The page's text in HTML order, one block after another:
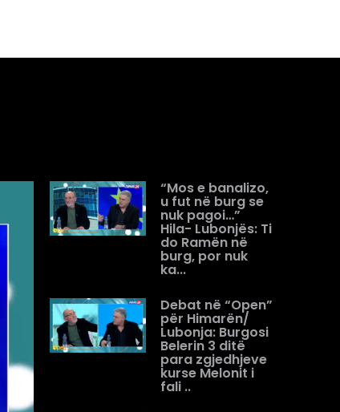
“Mos e banalizo,
u fut në burg se
nuk pagoi…”
Hila- Lubonjës: Ti
do Ramën në
burg, por nuk
ka...
Debat në “Open”
për Himarën/
Lubonja: Burgosi
Belerin 3 ditë
para zgjedhjeve
kurse Melonit i
fali ..